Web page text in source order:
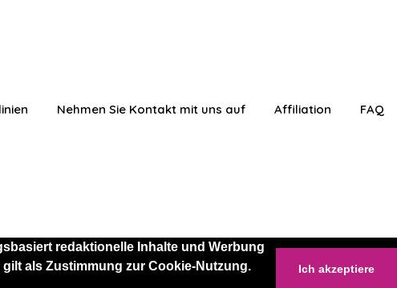
redaktionelle Inhalte und Werbung
als Zustimmung zur Cookie-Nutzung.
Ich akzeptiere
anmelden Einloggen
Nehmen Sie Kontakt mit uns auf Affiliation FAQ